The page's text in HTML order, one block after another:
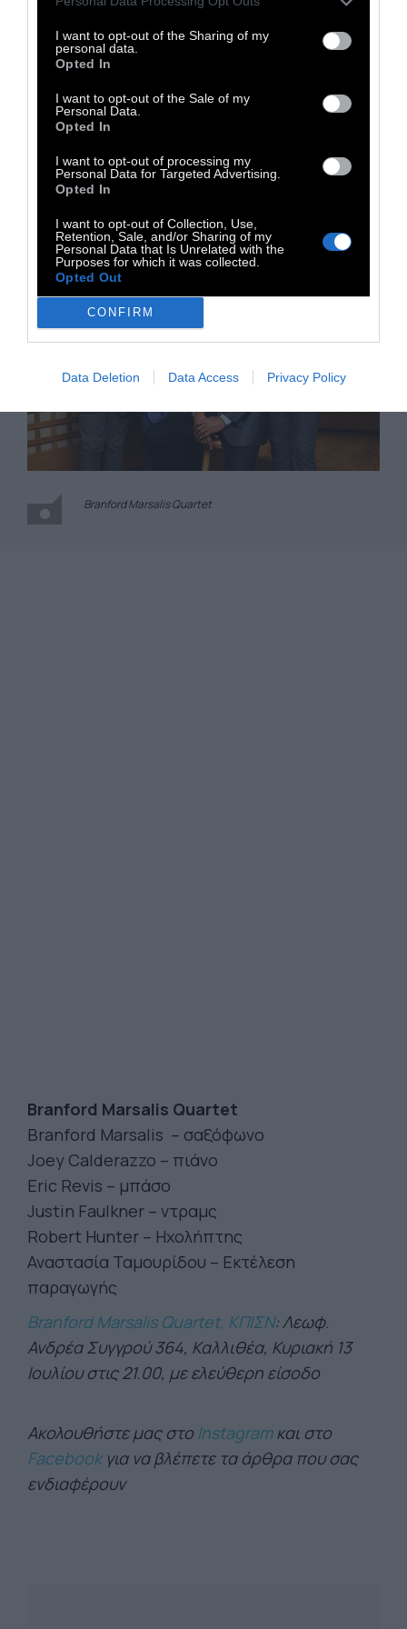
I want to opt-out of the Sharing of my
personal data.
Opted In
I want to opt-out of the Sale of my
Personal Data.
Opted In
I want to opt-out of processing my
Personal Data for Targeted Advertising.
Opted In
I want to opt-out of Collection, Use,
Retention, Sale, and/or Sharing of my
Personal Data that Is Unrelated with the
Purposes for which it was collected.
Opted Out
CONFIRM
Data Deletion Data Access Privacy Policy
του Keith Jarrett από το 1974, που τιμά το
πρωτότυπο, ενώ ταυτόχρονα το
επαναδιατυπώνει με σύγχρονη ματιά και
δημιουργική ελευθερία.
Branford Marsalis Quartet
Branford Marsalis Quartet
Branford Marsalis – σαξόφωνο
Joey Calderazzo – πιάνο
Eric Revis – μπάσο
Justin Faulkner – ντραμς
Robert Hunter – Ηχολήπτης
Αναστασία Ταμουρίδου – Εκτέλεση
παραγωγής
Branford Marsalis Quartet, ΚΠΙΣΝ: Λεωφ.
Ανδρέα Συγγρού 364, Καλλιθέα, Κυριακή 13
Ιουλίου στις 21.00, με ελεύθερη είσοδο
Ακολουθήστε μας στο Instagramκαι στο
Facebookγια να βλέπετε τα άρθρα που σας
ενδιαφέρουν